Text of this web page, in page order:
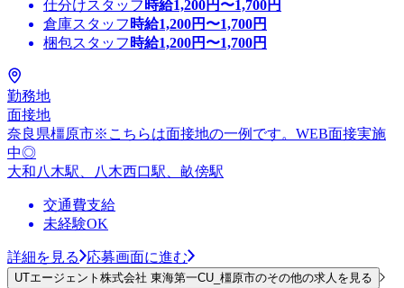
仕分けスタッフ 時給1,200円〜1,700円
倉庫スタッフ 時給1,200円〜1,700円
梱包スタッフ 時給1,200円〜1,700円
勤務地
面接地
奈良県橿原市※こちらは面接地の一例です。WEB面接実施
中◎
大和八木駅、八木西口駅、畝傍駅
交通費支給
未経験OK
詳細を見る 応募画面に進む
UTエージェント株式会社 東海第一CU_橿原市のその他の求人を見る